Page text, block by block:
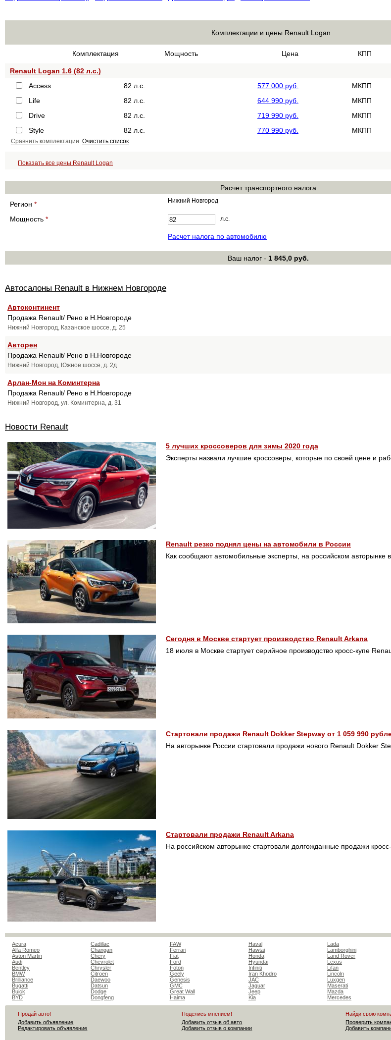
Комплектации и цены Renault Logan
Комплектация Мощность Цена КПП
Renault Logan 1.6 (82 л.с.)
Access
82 л.с. 577 000 руб. МКПП
Life
82 л.с. 644 990 руб. МКПП
Drive
82 л.с. 719 990 руб. МКПП
Style
82 л.с. 770 990 руб. МКПП
Сравнить комплектации Очистить список
Показать все цены Renault Logan
Расчет транспортного налога
Регион * Нижний Новгород
Мощность * л.с.
Расчет налога по автомобилю
Ваш налог - 1 845,0 руб.
Автосалоны Renault в Нижнем Новгороде
Автоконтинент
Продажа Renault/ Рено в Н.Новгороде
Нижний Новгород, Казанское шоссе, д. 25
Авторен
Продажа Renault/ Рено в Н.Новгороде
Нижний Новгород, Южное шоссе, д. 2д
Арлан-Мон на Коминтерна
Продажа Renault/ Рено в Н.Новгороде
Нижний Новгород, ул. Коминтерна, д. 31
Новости Renault
5 лучших кроссоверов для зимы 2020 года
Эксперты назвали лучшие кроссоверы, которые по своей цене и
Renault резко поднял цены на автомобили в России
Как сообщают автомобильные эксперты, на российском авторынке
Сегодня в Москве стартует производство Renault Arkana
18 июля в Москве стартует серийное производство кросс-купе
Стартовали продажи Renault Dokker Stepway от 1 059 990
На авторынке России стартовали продажи нового Renault Dokker
Стартовали продажи Renault Arkana
На российском авторынке стартовали долгожданные продажи
Acura
Alfa Romeo
Aston Martin
Audi
Bentley
BMW
Brilliance
Bugatti
Buick
BYD
Cadillac
Changan
Chery
Chevrolet
Chrysler
Citroen
Daewoo
Datsun
Dodge
Dongfeng
FAW
Ferrari
Fiat
Ford
Foton
Geely
Genesis
GMC
Great Wall
Haima
Haval
Hawtai
Honda
Hyundai
Infiniti
Iran Khodro
JAC
Jaguar
Jeep
Kia
Lada
Lamborghini
Land Rover
Lexus
Lifan
Lincoln
Luxgen
Maserati
Mazda
Mercedes
Продай авто!
Добавить объявление
Редактировать объявление
Поделись мнением!
Добавить отзыв об авто
Добавить отзыв о компании
Найди свою
Проверить
Добавить